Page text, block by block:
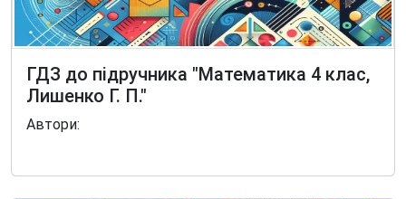
ГДЗ до підручника "Математика 4 клас,
Лишенко Г. П."
Автори: